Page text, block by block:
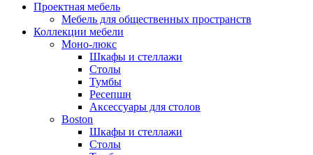
Проектная мебель
Мебель для общественных пространств
Коллекции мебели
Моно-люкс
Шкафы и стеллажи
Столы
Тумбы
Ресепшн
Аксессуары для столов
Boston
Шкафы и стеллажи
Столы